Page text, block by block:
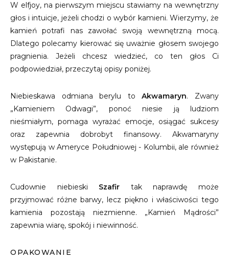
W elfjoy, na pierwszym miejscu stawiamy na wewnętrzny
głos i intuicje, jeżeli chodzi o wybór kamieni. Wierzymy, że
kamień potrafi nas zawołać swoją wewnętrzną mocą.
Dlatego polecamy kierować się uważnie głosem swojego
pragnienia. Jeżeli chcesz wiedzieć, co ten głos Ci
podpowiedział, przeczytaj opisy poniżej.
Niebieskawa odmiana berylu toAkwamaryn. Zwany
„Kamieniem Odwagi”, ponoć niesie ją ludziom
nieśmiałym, pomaga wyrażać emocje, osiągać sukcesy
oraz zapewnia dobrobyt finansowy. Akwamaryny
występują w Ameryce Południowej - Kolumbii, ale również
w Pakistanie.
Cudownie niebieski Szafir tak naprawdę może
przyjmować różne barwy, lecz piękno i właściwości tego
kamienia pozostają niezmienne. „Kamień Mądrości”
zapewnia wiarę, spokój i niewinność.
OPAKOWANIE